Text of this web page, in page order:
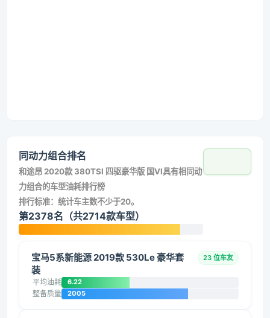
同动力组合排名
和途昂 2020款 380TSI 四驱豪华版 国VI具有相同动
力组合的车型油耗排行榜
排行标准：统计车主数不少于20。
第2378名（共2714款车型）
宝马5系新能源 2019款 530Le 豪华套
装
23 位车友
平均油耗 6.22
整备质量 2005